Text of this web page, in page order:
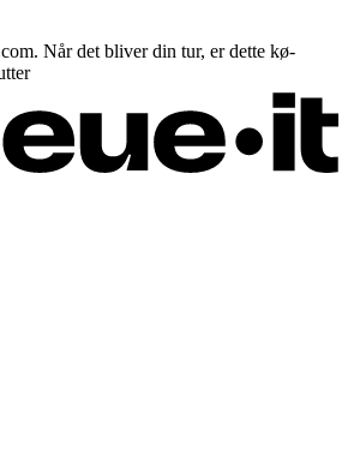
Når det bliver din tur, er dette kø-